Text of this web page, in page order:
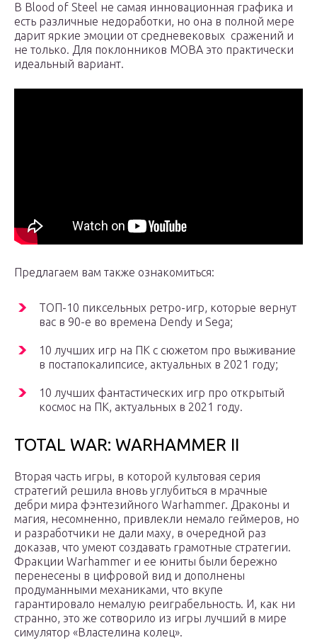
В Blood of Steel не самая инновационная графика и
есть различные недоработки, но она в полной мере
дарит яркие эмоции от средневековых сражений и
не только. Для поклонников MOBA это практически
идеальный вариант.
Предлагаем вам также ознакомиться:
ТОП-10 пиксельных ретро-игр, которые вернут
вас в 90-е во времена Dendy и Sega;
10 лучших игр на ПК с сюжетом про выживание
в постапокалипсисе, актуальных в 2021 году;
10 лучших фантастических игр про открытый
космос на ПК, актуальных в 2021 году.
TOTAL WAR: WARHAMMER II
Вторая часть игры, в которой культовая серия
стратегий решила вновь углубиться в мрачные
дебри мира фэнтезийного Warhammer. Драконы и
магия, несомненно, привлекли немало геймеров, но
и разработчики не дали маху, в очередной раз
доказав, что умеют создавать грамотные стратегии.
Фракции Warhammer и ее юниты были бережно
перенесены в цифровой вид и дополнены
продуманными механиками, что вкупе
гарантировало немалую реиграбельность. И, как ни
странно, это же сотворило из игры лучший в мире
симулятор «Властелина колец».